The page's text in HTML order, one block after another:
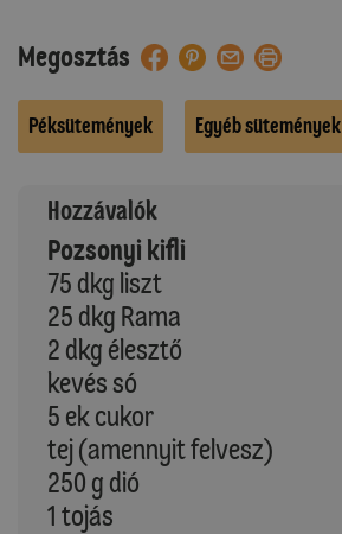
Megosztás
Péksütemények Egyéb sütemények
Hozzávalók
Pozsonyi kifli
75 dkg liszt
25 dkg Rama
2 dkg élesztő
kevés só
5 ek cukor
tej (amennyit felvesz)
250 g dió
1 tojás